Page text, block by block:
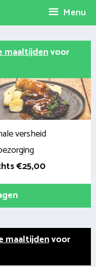
Menu
maaltijdenvoor
versheid
€25,00
maaltijdenvoor